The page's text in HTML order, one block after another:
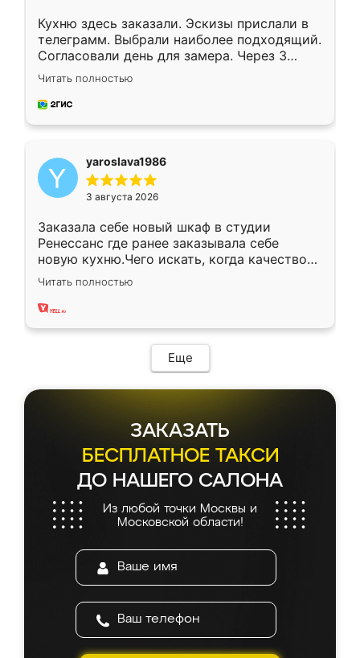
Кухню здесь заказали. Эскизы прислали в
телеграмм. Выбрали наиболее подходящий.
Согласовали день для замера. Через 3
недели кухня была уже готова. Остались
довольны работой. Спасибо Ренессанс
мебель за качественную работу!
Читать полностью
yaroslava1986
3 августа 2026
Заказала себе новый шкаф в студии
Ренессанс где ранее заказывала себе
новую кухню.Чего искать, когда качеством
вполне довольна. Служит кухня уже почти
два года, нареканий нет.
Читать полностью
Еще
ЗАКАЗАТЬ
БЕСПЛАТНОЕ ТАКСИ
ДО НАШЕГО САЛОНА
Из любой точки Москвы и
Московской области!